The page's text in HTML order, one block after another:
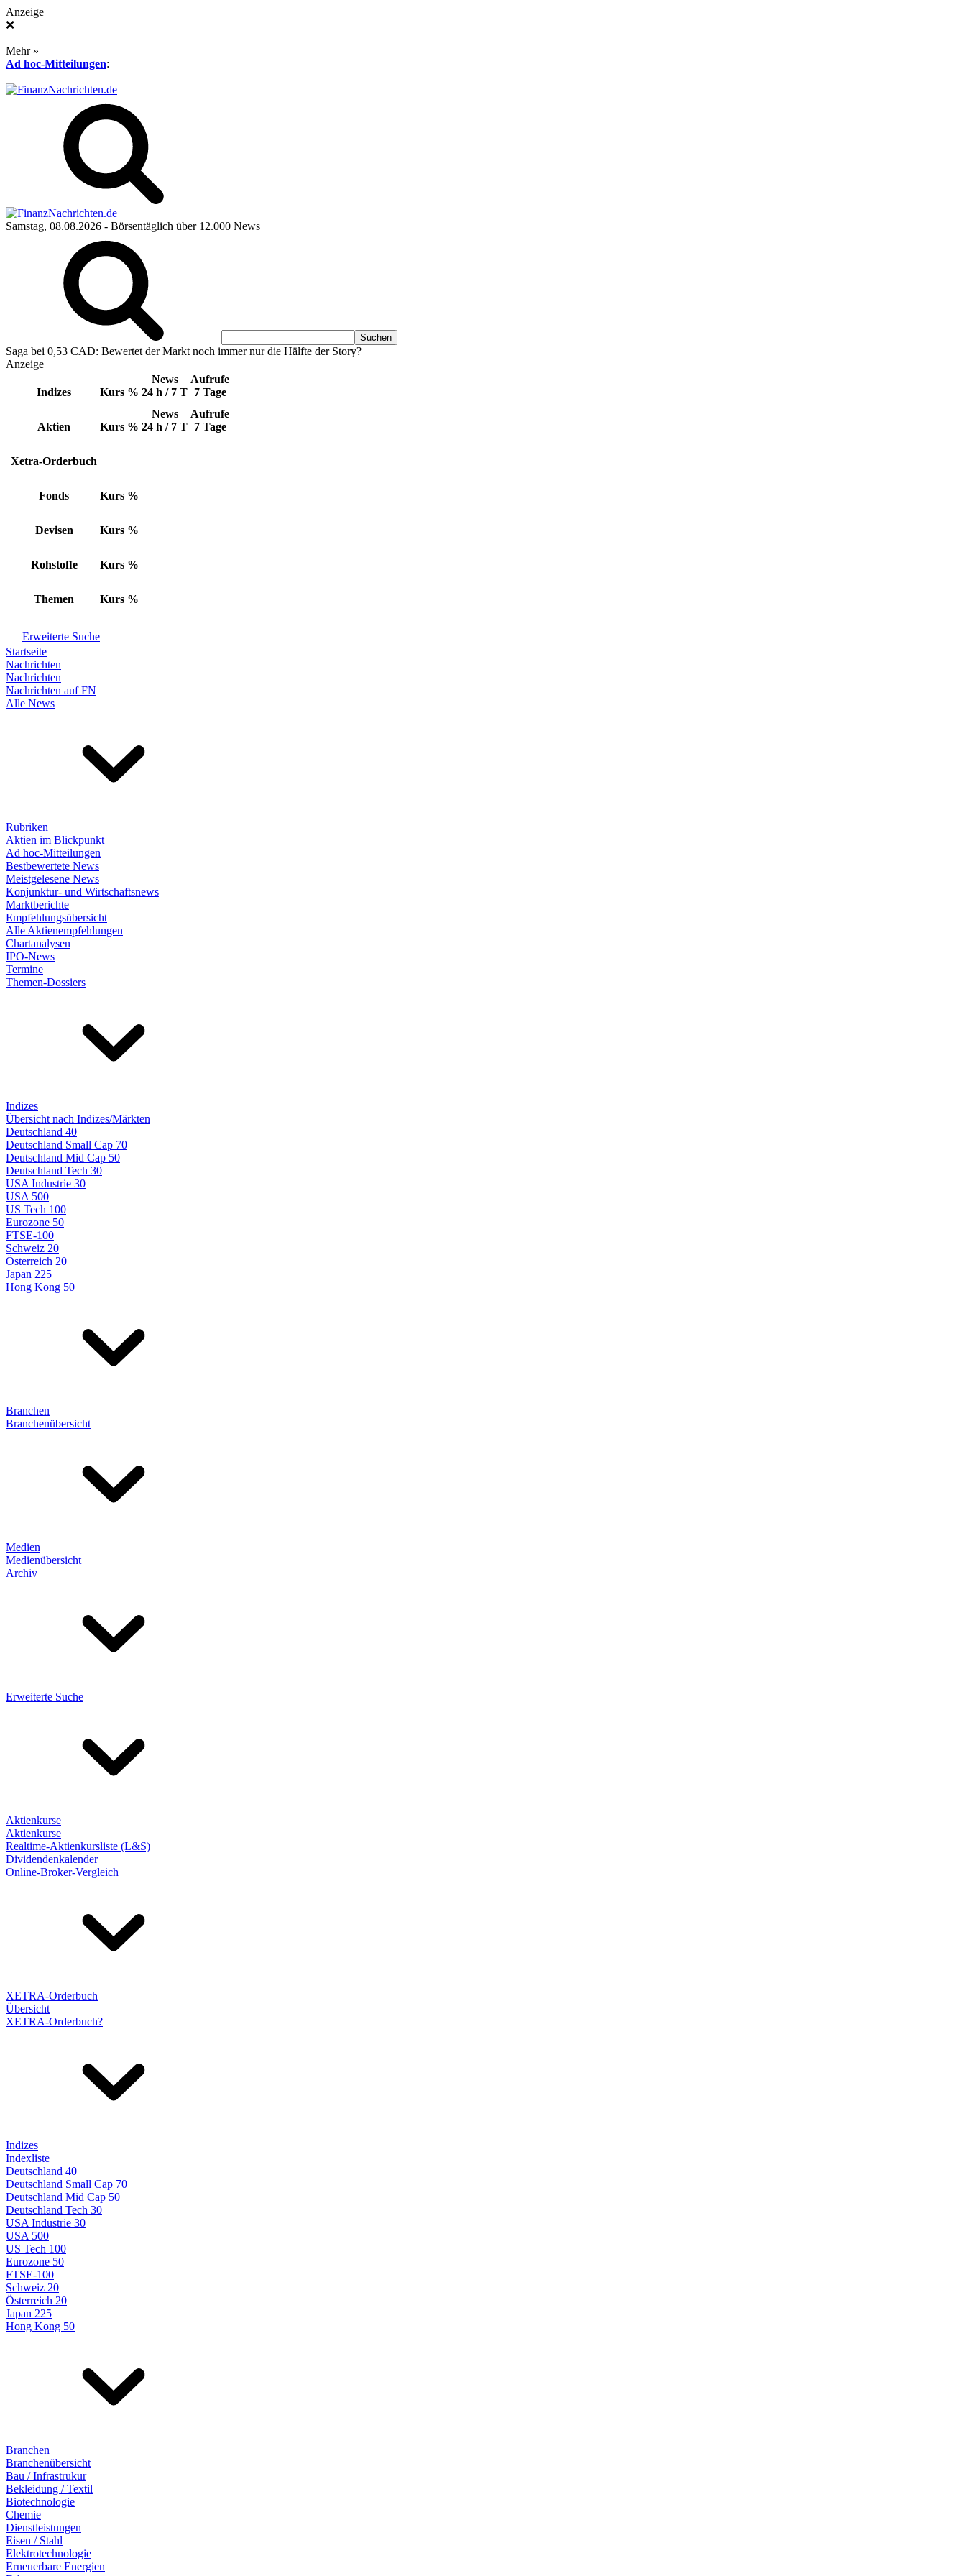
Anzeige
❌
Mehr »
Ad hoc-Mitteilungen:
Samstag, 08.08.2026 - Börsentäglich über 12.000 News
Saga bei 0,53 CAD: Bewertet der Markt noch immer nur die Hälfte der Story?
Anzeige
Indizes Kurs %
News
24 h / 7 T
Aufrufe
7 Tage
Aktien Kurs %
News
24 h / 7 T
Aufrufe
7 Tage
Xetra-Orderbuch
Fonds Kurs %
Devisen Kurs %
Rohstoffe Kurs %
Themen Kurs %
Erweiterte Suche
Startseite
Nachrichten
Nachrichten
Nachrichten auf FN
Alle News
Rubriken
Aktien im Blickpunkt
Ad hoc-Mitteilungen
Bestbewertete News
Meistgelesene News
Konjunktur- und Wirtschaftsnews
Marktberichte
Empfehlungsübersicht
Alle Aktienempfehlungen
Chartanalysen
IPO-News
Termine
Themen-Dossiers
Indizes
Übersicht nach Indizes/Märkten
Deutschland 40
Deutschland Small Cap 70
Deutschland Mid Cap 50
Deutschland Tech 30
USA Industrie 30
USA 500
US Tech 100
Eurozone 50
FTSE-100
Schweiz 20
Österreich 20
Japan 225
Hong Kong 50
Branchen
Branchenübersicht
Medien
Medienübersicht
Archiv
Erweiterte Suche
Aktienkurse
Aktienkurse
Realtime-Aktienkursliste (L&S)
Dividendenkalender
Online-Broker-Vergleich
XETRA-Orderbuch
Übersicht
XETRA-Orderbuch?
Indizes
Indexliste
Deutschland 40
Deutschland Small Cap 70
Deutschland Mid Cap 50
Deutschland Tech 30
USA Industrie 30
USA 500
US Tech 100
Eurozone 50
FTSE-100
Schweiz 20
Österreich 20
Japan 225
Hong Kong 50
Branchen
Branchenübersicht
Bau / Infrastrukur
Bekleidung / Textil
Biotechnologie
Chemie
Dienstleistungen
Eisen / Stahl
Elektrotechnologie
Erneuerbare Energien